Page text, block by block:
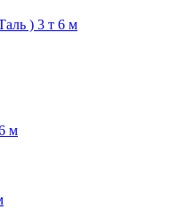
) 3 т 6 м